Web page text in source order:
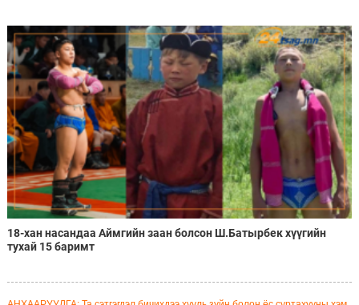
18-хан насандаа Аймгийн заан болсон Ш.Батырбек хүүгийн
тухай 15 баримт